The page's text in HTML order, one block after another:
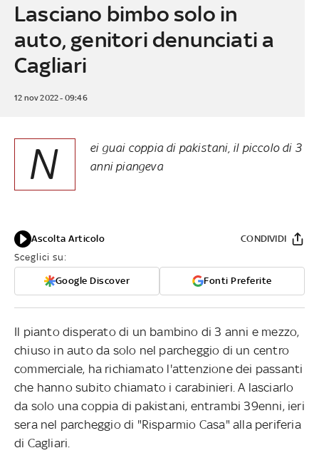
Lasciano bimbo solo in
auto, genitori denunciati a
Cagliari
12 nov 2022 - 09:46
N
ei guai coppia di pakistani, il piccolo di 3
anni piangeva
Ascolta Articolo
Sceglici su:
Google Discover Fonti Preferite
CONDIVIDI
Il pianto disperato di un bambino di 3 anni e mezzo,
chiuso in auto da solo nel parcheggio di un centro
commerciale, ha richiamato l'attenzione dei passanti
che hanno subito chiamato i carabinieri. A lasciarlo
da solo una coppia di pakistani, entrambi 39enni, ieri
sera nel parcheggio di "Risparmio Casa" alla periferia
di Cagliari.